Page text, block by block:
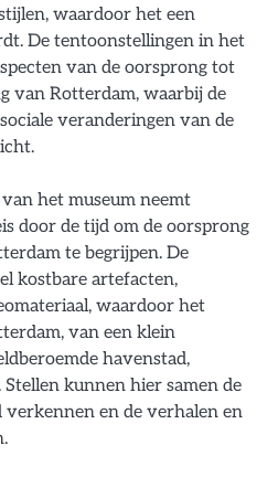
waardoor het een
De tentoonstellingen in het
van de oorsprong tot
van Rotterdam, waarbij de
veranderingen van de
het museum neemt
door de tijd om de oorsprong
te begrijpen. De
kostbare artefacten,
waardoor het
van een klein
havenstad,
kunnen hier samen de
verkennen en de verhalen en